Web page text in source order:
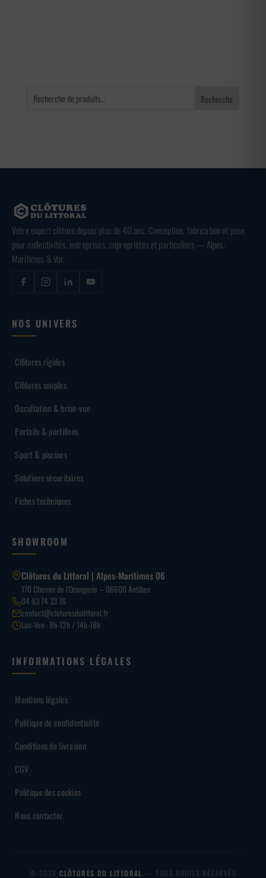
Recherche
Votre expert clôture depuis plus de 40 ans. Conception, fabrication et pose
pour collectivités, entreprises, copropriétés et particuliers — Alpes-
Maritimes & Var.
NOS UNIVERS
Clôtures rigides
Clôtures souples
Occultation & brise-vue
Portails & portillons
Sport & piscines
Solutions sécuritaires
Fiches techniques
SHOWROOM
Clôtures du Littoral | Alpes-Maritimes 06
170 Chemin de l’Orangerie – 06600 Antibes
04 93 74 33 76
contact@cloturesdulittoral.fr
Lun-Ven · 8h-12h / 14h-18h
INFORMATIONS LÉGALES
Mentions légales
Politique de confidentialité
Conditions de livraison
CGV
Politique des cookies
Nous contacter
© 2026CLÔTURES DU LITTORAL — TOUS DROITS RÉSERVÉS